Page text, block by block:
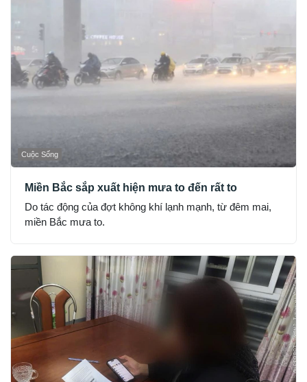
Cuộc Sống
Miền Bắc sắp xuất hiện mưa to đến rất to
Do tác động của đợt không khí lạnh mạnh, từ đêm mai,
miền Bắc mưa to.